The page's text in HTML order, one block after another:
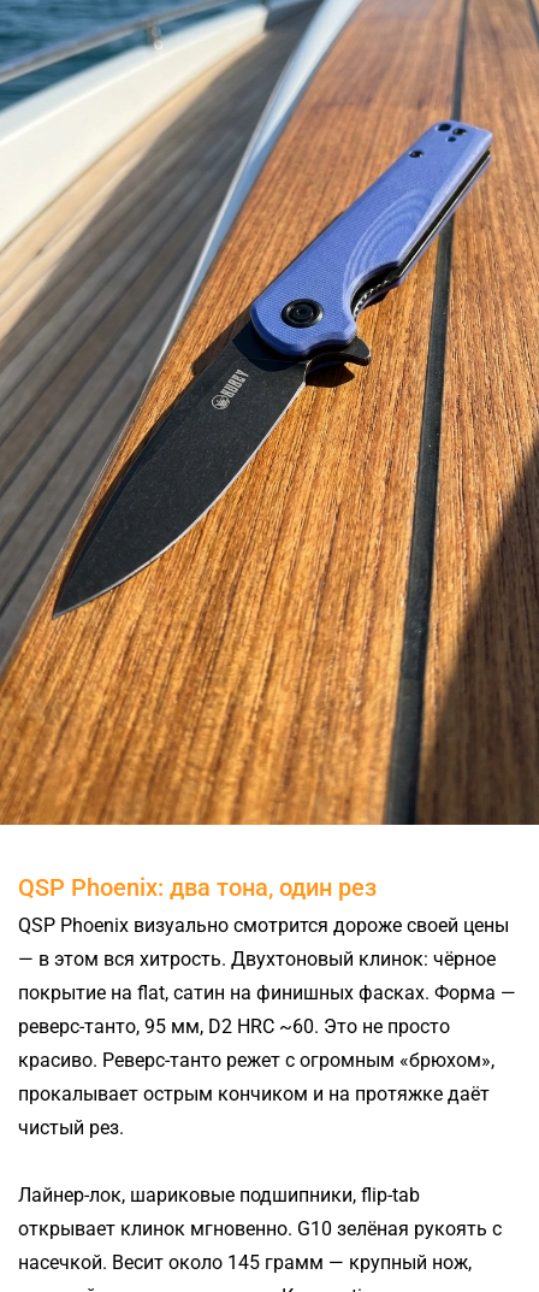
QSP Phoenix: два тона, один рез
QSP Phoenix визуально смотрится дороже своей цены
— в этом вся хитрость. Двухтоновый клинок: чёрное
покрытие на flat, сатин на финишных фасках. Форма —
реверс-танто, 95 мм, D2 HRC ~60. Это не просто
красиво. Реверс-танто режет с огромным «брюхом»,
прокалывает острым кончиком и на протяжке даёт
чистый рез.
Лайнер-лок, шариковые подшипники, flip-tab
открывает клинок мгновенно. G10 зелёная рукоять с
насечкой. Весит около 145 грамм — крупный нож,